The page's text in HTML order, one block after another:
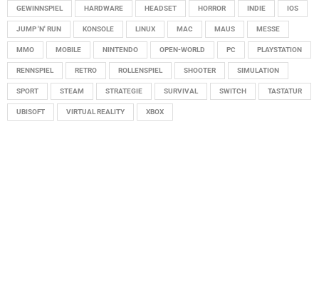
GEWINNSPIEL HARDWARE HEADSET HORROR INDIE IOS
JUMP 'N' RUN KONSOLE LINUX MAC MAUS MESSE
MMO MOBILE NINTENDO OPEN-WORLD PC PLAYSTATION
RENNSPIEL RETRO ROLLENSPIEL SHOOTER SIMULATION
SPORT STEAM STRATEGIE SURVIVAL SWITCH TASTATUR
UBISOFT VIRTUAL REALITY XBOX